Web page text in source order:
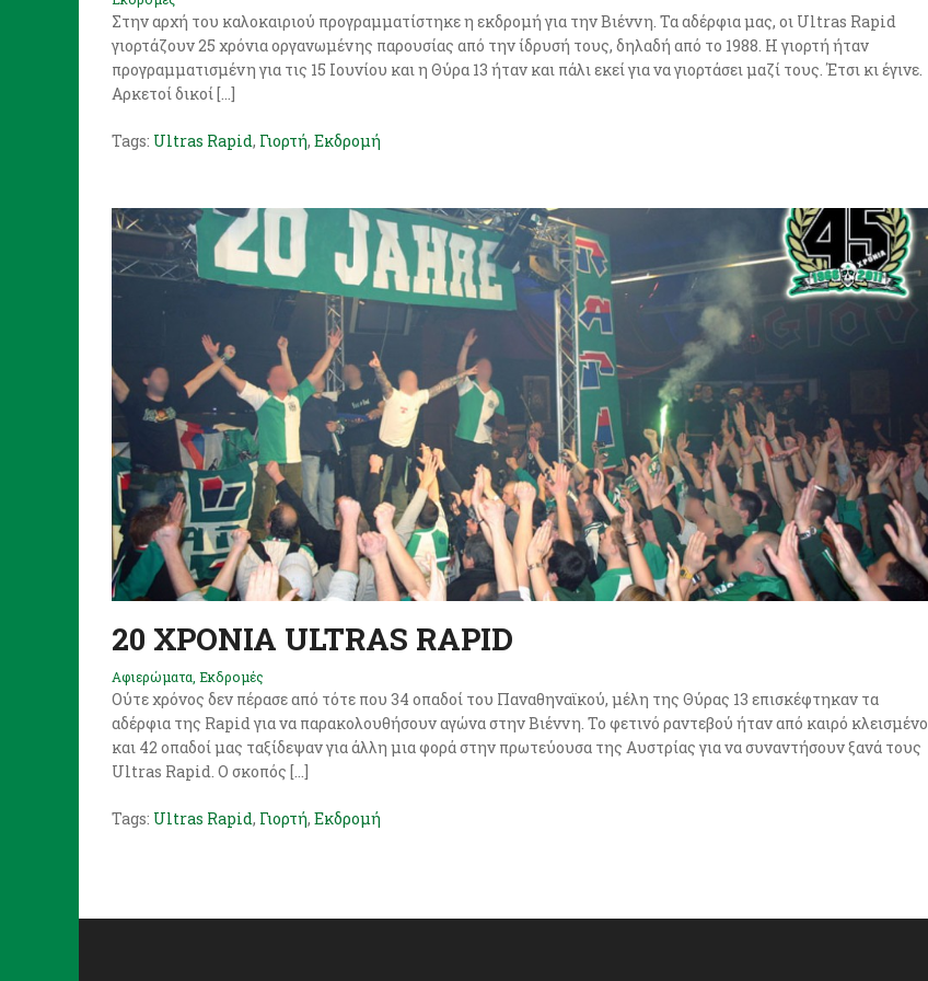
Στην αρχή του καλοκαιριού προγραμματίστηκε η εκδρομή για την Βιέννη. Τα αδέρφια μας, οι Ultras Rapid
γιορτάζουν 25 χρόνια οργανωμένης παρουσίας από την ίδρυσή τους, δηλαδή από το 1988. Η γιορτή ήταν
προγραμματισμένη για τις 15 Ιουνίου και η Θύρα 13 ήταν και πάλι εκεί για να γιορτάσει μαζί τους. Έτσι κι έγινε.
Αρκετοί δικοί […]
Tags: Ultras Rapid, Γιορτή, Εκδρομή
20 ΧΡΟΝΙΑ ULTRAS RAPID
Αφιερώματα Εκδρομές
Ούτε χρόνος δεν πέρασε από τότε που 34 οπαδοί του Παναθηναϊκού, μέλη της Θύρας 13 επισκέφτηκαν τα
αδέρφια της Rapid για να παρακολουθήσουν αγώνα στην Βιέννη. Το φετινό ραντεβού ήταν από καιρό κλεισμένο
και 42 οπαδοί μας ταξίδεψαν για άλλη μια φορά στην πρωτεύουσα της Αυστρίας για να συναντήσουν ξανά τους
Ultras Rapid. Ο σκοπός […]
Tags: Ultras Rapid, Γιορτή, Εκδρομή